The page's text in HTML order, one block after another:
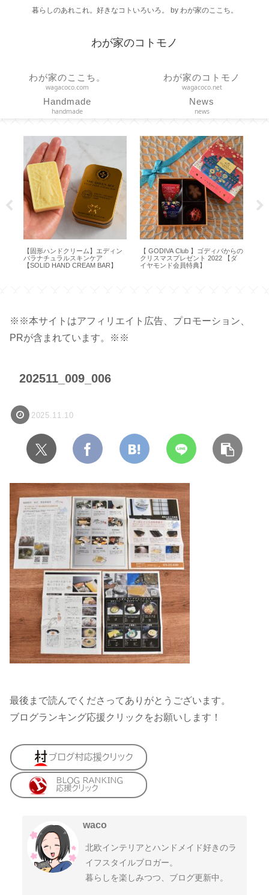
暮らしのあれこれ。好きなコトいろいろ。 by わが家のここち。
わが家のコトモノ
わが家のここち。
wagacoco.com
わが家のコトモノ
wagacoco.net
Handmade
handmade
News
news
ーム】エディン
キンケア
CREAM BAR】
【 GODIVA Club 】ゴディバからの
クリスマスプレゼント 2022 【ダ
イヤモンド会員特典】
【ヘアケア】髪を内側から
る活性ケラチン配合！大人
修ケア【 ITE Premium 】
※※本サイトはアフィリエイト広告、プロモーション、
PRが含まれています。※※
202511_009_006
2025.11.10
最後まで読んでくださってありがとうございます。
ブログランキング応援クリックをお願いします！
waco
北欧インテリアとハンドメイド好きのラ
イフスタイルブロガー。
暮らしを楽しみつつ、ブログ更新中。